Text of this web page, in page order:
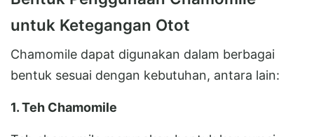
untuk Ketegangan Otot
Chamomile dapat digunakan dalam berbagai
bentuk sesuai dengan kebutuhan, antara lain:
1. Teh Chamomile